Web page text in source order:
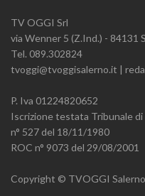
TV OGGI Srl
via Wenner 5 (Z.Ind.) - 84131
Tel. 089.302824
tvoggi@tvoggisalerno.it |
P. Iva 01224820652
Iscrizione testata Tribunale di
n° 527 del 18/11/1980
ROC n° 9073 del 29/08/2001
Copyright © TVOGGI